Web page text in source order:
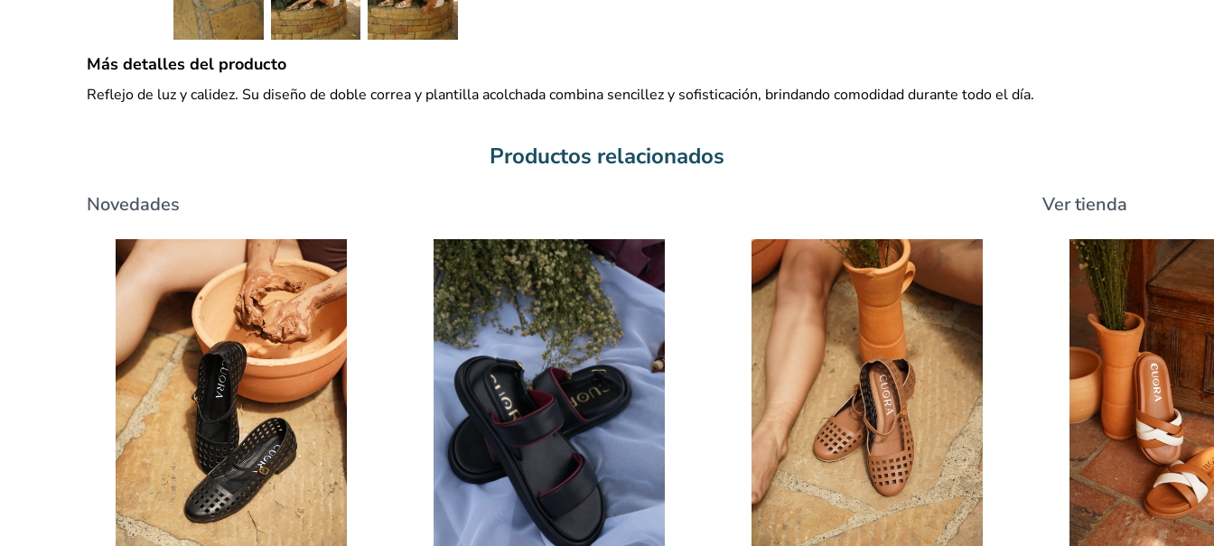
Más detalles del producto
Reflejo de luz y calidez. Su diseño de doble correa y plantilla acolchada combina sencillez y sofisticación, brindando comodidad durante todo el día.
Productos relacionados
Novedades Ver tienda